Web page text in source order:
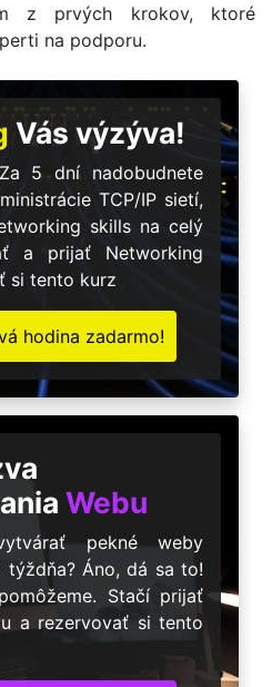
z prvých krokov, ktoré
na podporu.
Vás výzýva!
5 dní nadobudnete
TCP/IP sietí,
skills na celý
a prijať Networking
si tento kurz
hodina zadarmo!
Webu
pekné weby
týždňa? Áno, dá sa to!
Stačí prijať
a rezervovať si tento